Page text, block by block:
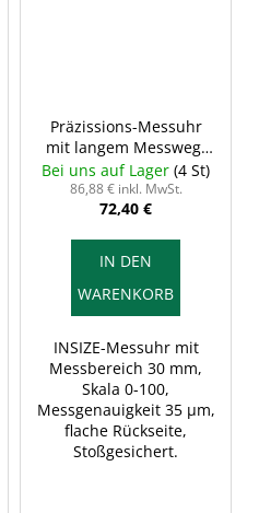
Präzissions-Messuhr
mit langem Messweg,
30/0,01 mm, Typ A – 58
mm, INSIZE 2309-30F
Bei uns auf Lager (4 St)
86,88 € inkl. MwSt.
72,40 €
IN DEN
WARENKORB
INSIZE-Messuhr mit
Messbereich 30 mm,
Skala 0-100,
Messgenauigkeit 35 µm,
flache Rückseite,
Stoßgesichert.